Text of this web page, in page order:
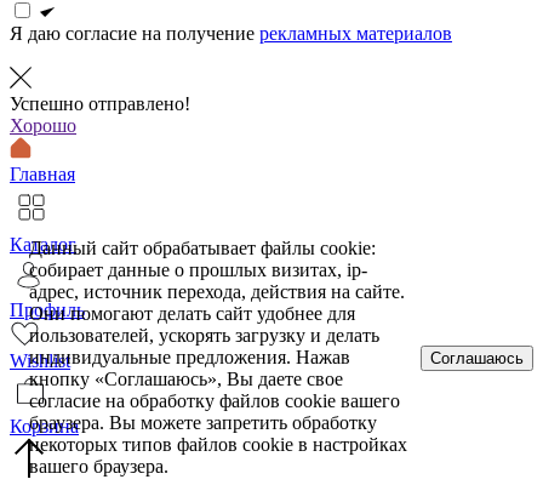
Я даю согласие на получение рекламных материалов
Успешно отправлено!
Хорошо
Главная
Каталог
Профиль
Wishlist
Корзина
Данный сайт обрабатывает файлы cookie:
собирает данные о прошлых визитах, ip-
адрес, источник перехода, действия на сайте.
Они помогают делать сайт удобнее для
пользователей, ускорять загрузку и делать
индивидуальные предложения. Нажав
кнопку «Соглашаюсь», Вы даете свое
согласие на обработку файлов cookie вашего
браузера. Вы можете запретить обработку
некоторых типов файлов cookie в настройках
вашего браузера.
Соглашаюсь